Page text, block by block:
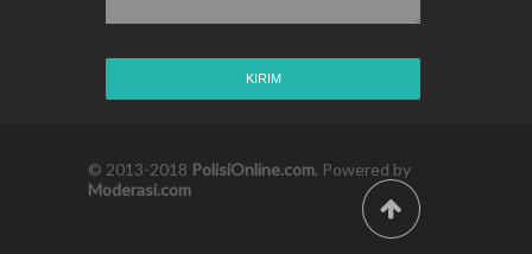
© 2013-2018 PolisiOnline.com. Powered by
Moderasi.com